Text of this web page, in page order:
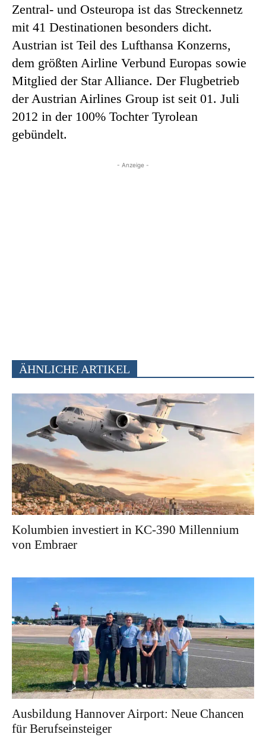
Zentral- und Osteuropa ist das Streckennetz
mit 41 Destinationen besonders dicht.
Austrian ist Teil des Lufthansa Konzerns,
dem größten Airline Verbund Europas sowie
Mitglied der Star Alliance. Der Flugbetrieb
der Austrian Airlines Group ist seit 01. Juli
2012 in der 100% Tochter Tyrolean
gebündelt.
- Anzeige -
ÄHNLICHE ARTIKEL
Kolumbien investiert in KC-390 Millennium
von Embraer
Ausbildung Hannover Airport: Neue Chancen
für Berufseinsteiger